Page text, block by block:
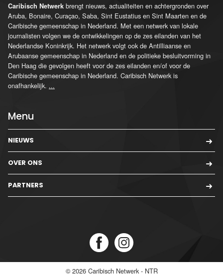
Caribisch Netwerk brengt nieuws, actualiteiten en achtergronden over
Aruba, Bonaire, Curaçao, Saba, Sint Eustatius en Sint Maarten en de
Caribische gemeenschap in Nederland. Met een netwerk van lokale
journalisten volgen we de ontwikkelingen op de zes eilanden van het
Nederlandse Koninkrijk. Het netwerk volgt ook de Antilliaanse en
Arubaanse gemeenschap in Nederland en de politieke besluitvorming in
Den Haag die gevolgen heeft voor de zes eilanden en/of voor de
Caribische gemeenschap in Nederland. Caribisch Netwerk is
onafhankelijk. ...
Menu
NIEUWS
OVER ONS
PARTNERS
© 2026 Caribisch Netwerk - NTR